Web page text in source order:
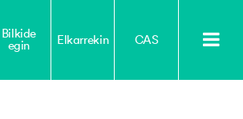
Bilkide
egin
Elkarrekin CAS